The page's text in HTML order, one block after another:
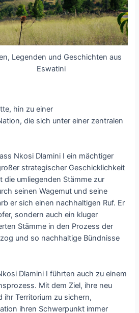
Legenden und Geschichten aus
Eswatini
hin zu einer
die sich unter einer zentralen
Nkosi Dlamini I ein mächtiger
strategischer Geschicklichkeit
die umliegenden Stämme zur
seinen Wagemut und seine
er sich einen nachhaltigen Ruf. Er
sondern auch ein kluger
Stämme in den Prozess der
und so nachhaltige Bündnisse
Dlamini I führten auch zu einem
Mit dem Ziel, ihre neu
Territorium zu sichern,
ihren Schwerpunkt immer